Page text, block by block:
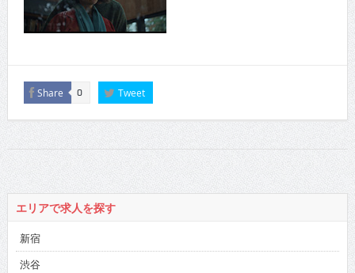
Share 0 Tweet
エリアで求人を探す
新宿
渋谷